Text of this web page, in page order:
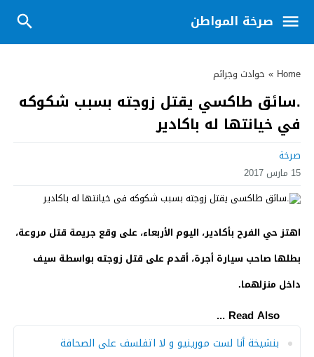
صرخة المواطن
Home
» حوادث وجرائم
.سائق طاكسي يقتل زوجته بسبب شكوكه
في خيانتها له باكادير
صرخة
15 مارس 2017
اهتز حي الفرح بأكادير، اليوم الأربعاء، على وقع جريمة قتل مروعة،
بطلها صاحب سيارة أجرة، أقدم على قتل زوجته بواسطة سيف
داخل منزلهما.
Read Also ...
بنشيخة أنا لست مورينيو و لا اتفلسف على الصحافة